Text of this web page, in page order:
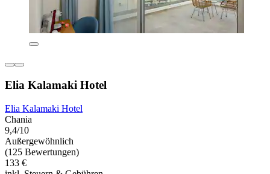
Elia Kalamaki Hotel
Elia Kalamaki Hotel
Chania
9,4/10
Außergewöhnlich
(125 Bewertungen)
133 €